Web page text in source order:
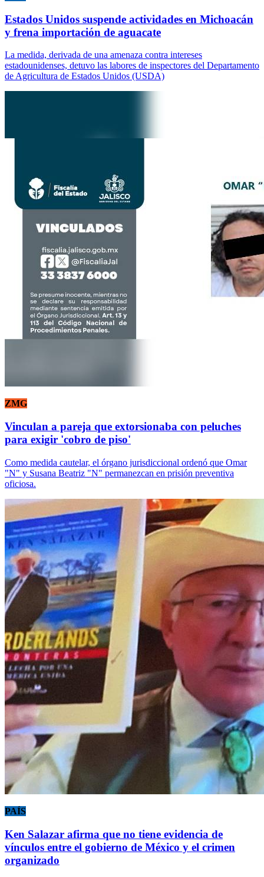
Estados Unidos suspende actividades en Michoacán
y frena importación de aguacate
La medida, derivada de una amenaza contra intereses
estadounidenses, detuvo las labores de inspectores del Departamento
de Agricultura de Estados Unidos (USDA)
ZMG
Vinculan a pareja que extorsionaba con peluches
para exigir 'cobro de piso'
Como medida cautelar, el órgano jurisdiccional ordenó que Omar
"N" y Susana Beatriz "N" permanezcan en prisión preventiva
oficiosa.
PAÍS
Ken Salazar afirma que no tiene evidencia de
vínculos entre el gobierno de México y el crimen
organizado